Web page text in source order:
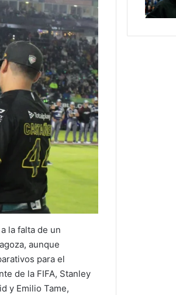
la falta de un
aunque
para el
de la FIFA, Stanley
y Emilio Tame,